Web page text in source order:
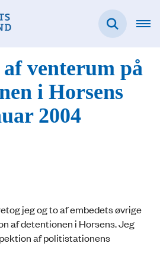
venterum på
i Horsens
2004
jeg og to af embedets øvrige
af detentionen i Horsens. Jeg
af politistationens